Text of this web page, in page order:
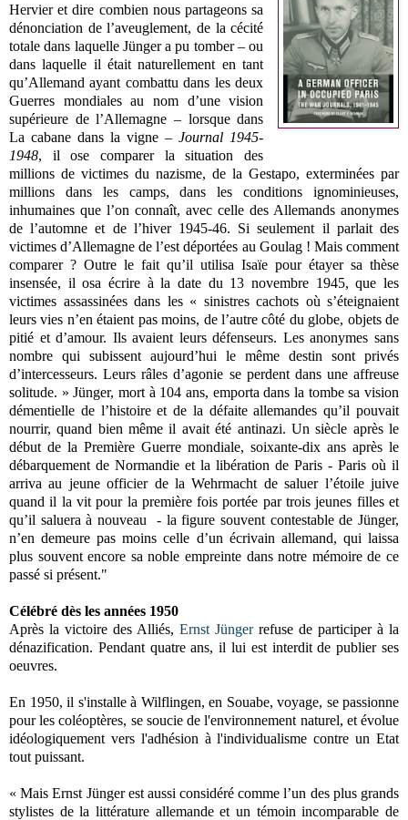
Hervier et dire combien nous partageons sa
dénonciation de l’aveuglement, de la cécité
totale dans laquelle Jünger a pu tomber – ou
dans laquelle il était naturellement en tant
qu’Allemand ayant combattu dans les deux
Guerres mondiales au nom d’une vision
supérieure de l’Allemagne – lorsque dans
La cabane dans la vigne –Journal 1945-
1948, il ose comparer la situation des
millions de victimes du nazisme, de la Gestapo, exterminées par
millions dans les camps, dans les conditions ignominieuses,
inhumaines que l’on connaît, avec celle des Allemands anonymes
de l’automne et de l’hiver 1945-46. Si seulement il parlait des
victimes d’Allemagne de l’est déportées au Goulag ! Mais comment
comparer ? Outre le fait qu’il utilisa Isaïe pour étayer sa thèse
insensée, il osa écrire à la date du 13 novembre 1945, que les
victimes assassinées dans les « sinistres cachots où s’éteignaient
leurs vies n’en étaient pas moins, de l’autre côté du globe, objets de
pitié et d’amour. Ils avaient leurs défenseurs. Les anonymes sans
nombre qui subissent aujourd’hui le même destin sont privés
d’intercesseurs. Leurs râles d’agonie se perdent dans une affreuse
solitude. » Jünger, mort à 104 ans, emporta dans la tombe sa vision
démentielle de l’histoire et de la défaite allemandes qu’il pouvait
nourrir, quand bien même il avait été antinazi. Un siècle après le
début de la Première Guerre mondiale, soixante-dix ans après le
débarquement de Normandie et la libération de Paris - Paris où il
arriva au jeune officier de la Wehrmacht de saluer l’étoile juive
quand il la vit pour la première fois portée par trois jeunes filles et
qu’il saluera à nouveau - la figure souvent contestable de Jünger,
n’en demeure pas moins celle d’un écrivain allemand, qui laissa
plus souvent encore sa noble empreinte dans notre mémoire de ce
passé si présent."
Célébré dès les années 1950
Après la victoire des Alliés, Ernst Jüngerrefuse de participer à la
dénazification. Pendant quatre ans, il lui est interdit de publier ses
oeuvres.
En 1950, il s'installe à Wilflingen, en Souabe, voyage, se passionne
pour les coléoptères, se soucie de l'environnement naturel, et évolue
idéologiquement vers l'adhésion à l'individualisme contre un Etat
tout puissant.
« Mais Ernst Jünger est aussi considéré comme l’un des plus grands
stylistes de la littérature allemande et un témoin incomparable de